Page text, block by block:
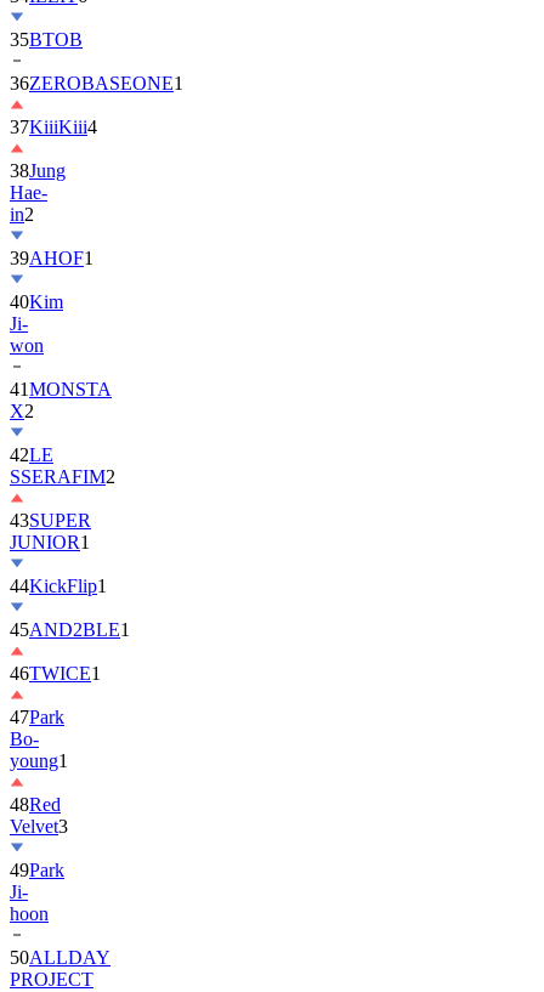
36ZEROBASEONE
37KiiiKiii4
38Jung
Hae-
in2
39AHOF
40Kim
Ji-
won
41MONSTA
X
42LE
SSERAFIM
43SUPER
JUNIOR
44KickFlip
45AND2BLE
46TWICE1
47Park
Bo-
young1
48Red
Velvet
49Park
Ji-
hoon
50ALLDAY
PROJECT